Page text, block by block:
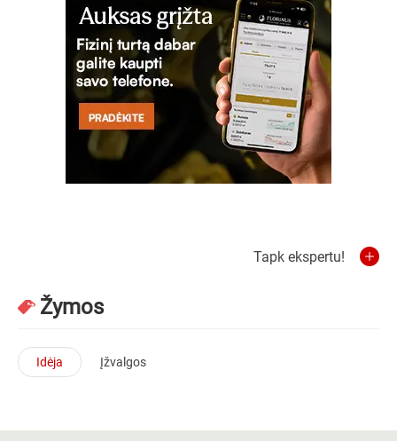
Tapk ekspertu!
Žymos
Idėja Įžvalgos